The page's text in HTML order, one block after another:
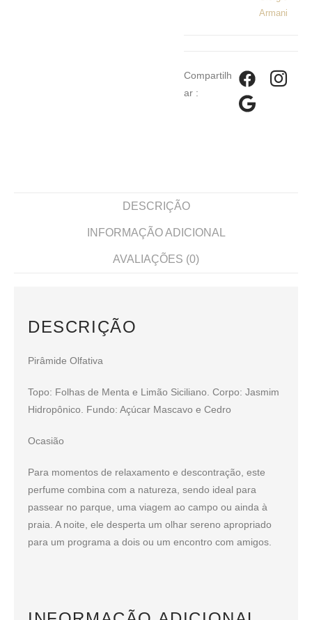
Armani
Compartilh
ar :
DESCRIÇÃO
INFORMAÇÃO ADICIONAL
AVALIAÇÕES (0)
DESCRIÇÃO
Pirâmide Olfativa
Topo: Folhas de Menta e Limão Siciliano. Corpo: Jasmim
Hidropônico. Fundo: Açúcar Mascavo e Cedro
Ocasião
Para momentos de relaxamento e descontração, este
perfume combina com a natureza, sendo ideal para
passear no parque, uma viagem ao campo ou ainda à
praia. A noite, ele desperta um olhar sereno apropriado
para um programa a dois ou um encontro com amigos.